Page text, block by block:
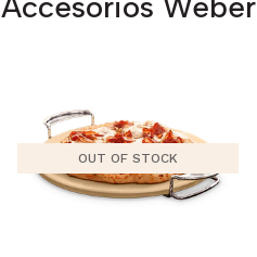
OUT OF STOCK